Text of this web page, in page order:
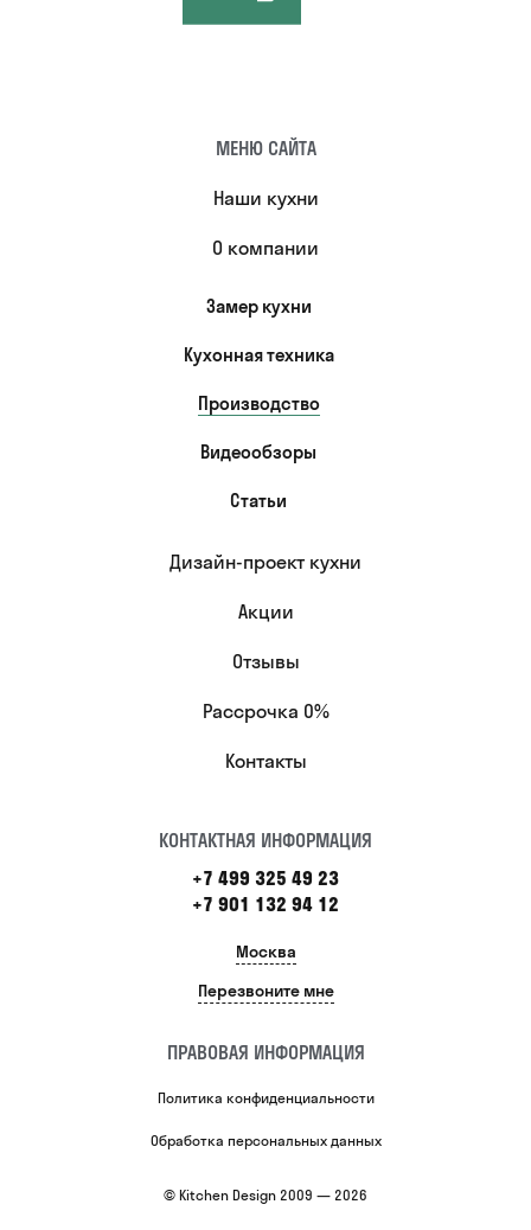
МЕНЮ САЙТА
Наши кухни
О компании
Замер кухни
Кухонная техника
Производство
Видеообзоры
Статьи
Дизайн-проект кухни
Акции
Отзывы
Рассрочка 0%
Контакты
КОНТАКТНАЯ ИНФОРМАЦИЯ
+7 499 325 49 23
+7 901 132 94 12
Москва
Перезвоните мне
ПРАВОВАЯ ИНФОРМАЦИЯ
Политика конфиденциальности
Обработка персональных данных
© Kitchen Design 2009 — 2026